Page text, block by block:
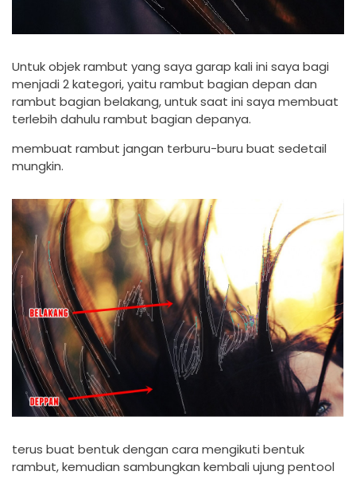
Untuk objek rambut yang saya garap kali ini saya bagi
menjadi 2 kategori, yaitu rambut bagian depan dan
rambut bagian belakang, untuk saat ini saya membuat
terlebih dahulu rambut bagian depanya.
membuat rambut jangan terburu-buru buat sedetail
mungkin.
terus buat bentuk dengan cara mengikuti bentuk
rambut, kemudian sambungkan kembali ujung pentool